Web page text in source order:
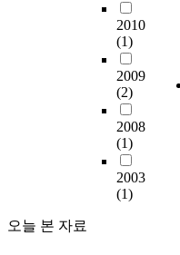
2010
(1)
2009
(2)
2008
(1)
2003
(1)
오늘 본 자료